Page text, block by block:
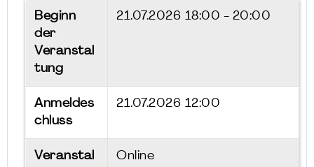
Beginn
der
Veranstal
tung
21.07.2026 18:00 - 20:00
Anmeldes
chluss
21.07.2026 12:00
Veranstal
Online